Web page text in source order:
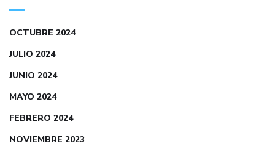
OCTUBRE 2024
JULIO 2024
JUNIO 2024
MAYO 2024
FEBRERO 2024
NOVIEMBRE 2023